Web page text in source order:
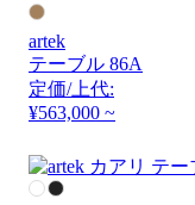
artek
テーブル 86A
定価/上代:
¥563,000 ~